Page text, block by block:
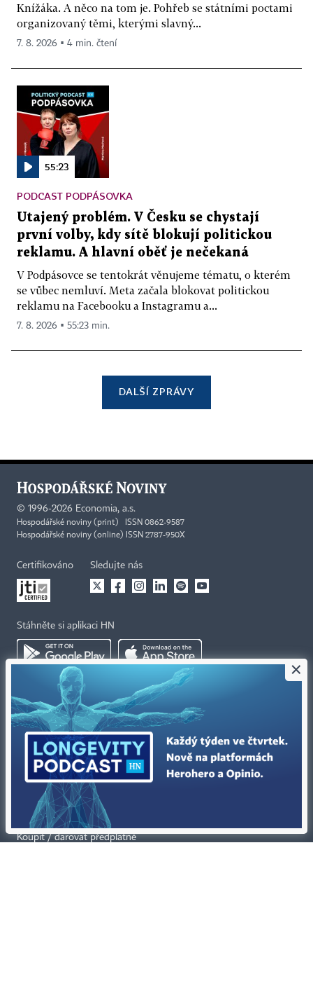
Knížáka. A něco na tom je. Pohřeb se státními poctami
organizovaný těmi, kterými slavný...
7. 8. 2026 ▪ 4 min. čtení
55:23
PODCAST PODPÁSOVKA
Utajený problém. V Česku se chystají
první volby, kdy sítě blokují politickou
reklamu. A hlavní oběť je nečekaná
V Podpásovce se tentokrát věnujeme tématu, o kterém
se vůbec nemluví. Meta začala blokovat politickou
reklamu na Facebooku a Instagramu a...
7. 8. 2026 ▪ 55:23 min.
DALŠÍ ZPRÁVY
© 1996-2026 Economia, a.s.
Hospodářské noviny (print) ISSN 0862-9587
Hospodářské noviny (online) ISSN 2787-950X
Certifikováno Sledujte nás
Stáhněte si aplikaci HN
Kontakty
Tiráž redakce HN
Economia
Kariéra v HN
Ceník inzerce
Ochrana osobních údajů
Prohlášení o cookies
Nastavení soukromí
Všeobecné smluvní podmínky
Koupit / darovat předplatné
×